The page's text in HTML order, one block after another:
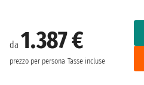
da 1.387 €
prezzo per persona Tasse incluse